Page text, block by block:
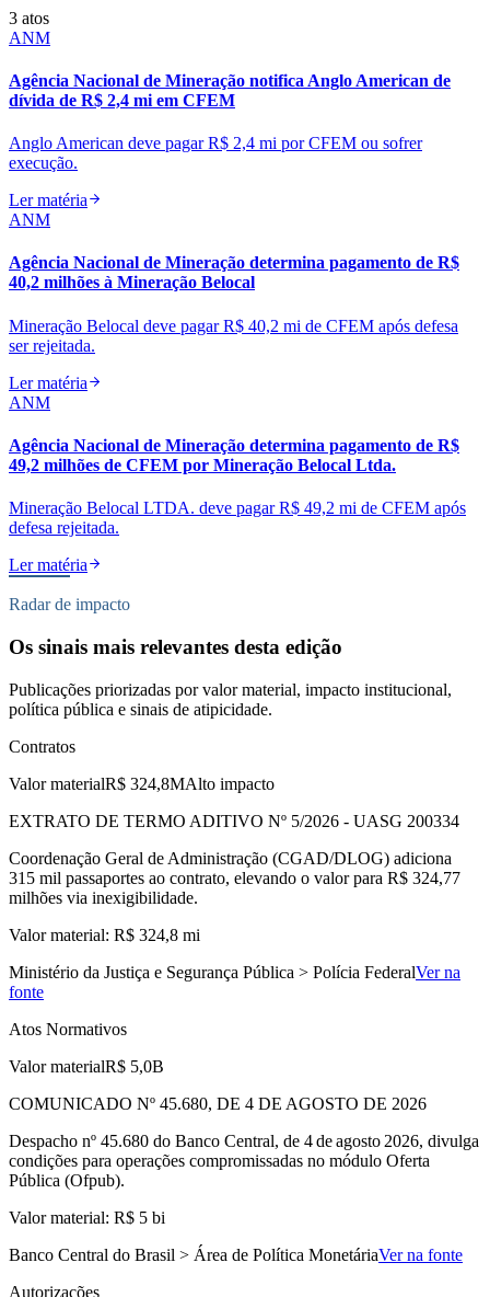
3 atos
ANM
Agência Nacional de Mineração notifica Anglo American de
dívida de R$ 2,4 mi em CFEM
Anglo American deve pagar R$ 2,4 mi por CFEM ou sofrer
execução.
Ler matéria
ANM
Agência Nacional de Mineração determina pagamento de R$
40,2 milhões à Mineração Belocal
Mineração Belocal deve pagar R$ 40,2 mi de CFEM após defesa
ser rejeitada.
Ler matéria
ANM
Agência Nacional de Mineração determina pagamento de R$
49,2 milhões de CFEM por Mineração Belocal Ltda.
Mineração Belocal LTDA. deve pagar R$ 49,2 mi de CFEM após
defesa rejeitada.
Ler matéria
Radar de impacto
Os sinais mais relevantes desta edição
Publicações priorizadas por valor material, impacto institucional,
política pública e sinais de atipicidade.
Contratos
Valor materialR$ 324,8MAlto impacto
EXTRATO DE TERMO ADITIVO Nº 5/2026 - UASG 200334
Coordenação Geral de Administração (CGAD/DLOG) adiciona
315 mil passaportes ao contrato, elevando o valor para R$ 324,77
milhões via inexigibilidade.
Valor material: R$ 324,8 mi
Ministério da Justiça e Segurança Pública > Polícia FederalVer na
fonte
Atos Normativos
Valor materialR$ 5,0B
COMUNICADO Nº 45.680, DE 4 DE AGOSTO DE 2026
Despacho nº 45.680 do Banco Central, de 4 de agosto 2026, divulga
condições para operações compromissadas no módulo Oferta
Pública (Ofpub).
Valor material: R$ 5 bi
Banco Central do Brasil > Área de Política MonetáriaVer na fonte
Autorizações